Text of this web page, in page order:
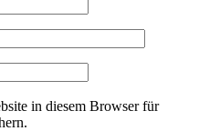
in diesem Browser für